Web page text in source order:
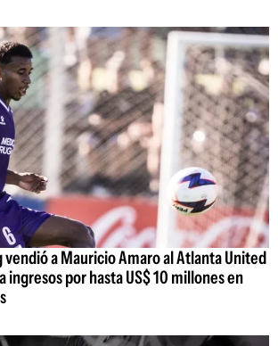
a Mauricio Amaro al Atlanta United
ingresos por hasta US$ 10 millones en